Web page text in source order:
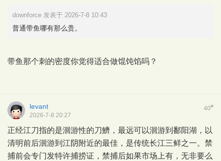
downforce 发表于 2026-7-8 10:43
普通带鱼哪有那么贵。
带鱼那个刺的密度你觉得适合做馄饨馅吗？
40#
levant
2026-7-8 20:27
正经江刀指的是洄游性的刀鱭，最远可以洄游到鄱阳湖，以
清明前后洄游到江阴附近的最佳，是传统长江三鲜之一。禁
捕前会专门发特许捕捞证，禁捕后如果市场上有，无非要么